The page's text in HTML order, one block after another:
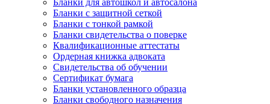
Бланки с защитной сеткой
Бланки с тонкой рамкой
Бланки свидетельства о поверке
Квалификационные аттестаты
Ордерная книжка адвоката
Свидетельства об обучении
Сертификат бумага
Бланки установленного образца
Бланки свободного назначения